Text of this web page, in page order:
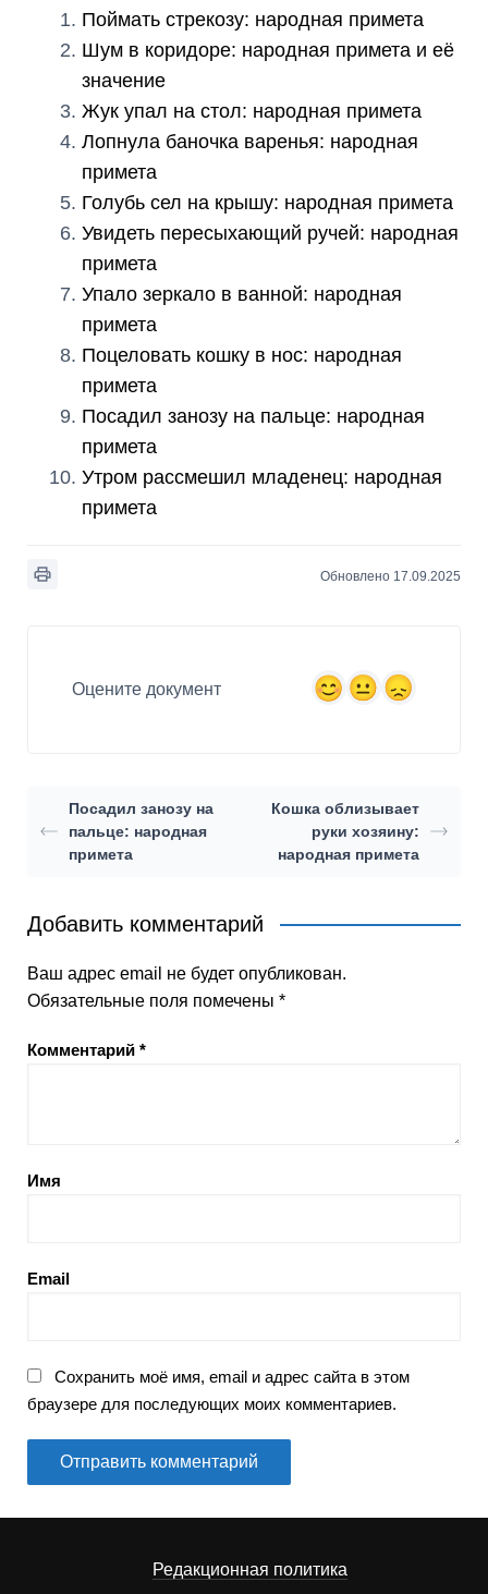
Поймать стрекозу: народная примета
Шум в коридоре: народная примета и её
значение
Жук упал на стол: народная примета
Лопнула баночка варенья: народная
примета
Голубь сел на крышу: народная примета
Увидеть пересыхающий ручей: народная
примета
Упало зеркало в ванной: народная
примета
Поцеловать кошку в нос: народная
примета
Посадил занозу на пальце: народная
примета
Утром рассмешил младенец: народная
примета
Обновлено 17.09.2025
Оцените документ
Посадил занозу на
пальце: народная
примета
Кошка облизывает
руки хозяину:
народная примета
Добавить комментарий
Ваш адрес email не будет опубликован.
Обязательные поля помечены *
Комментарий *
Имя
Email
Сохранить моё имя, email и адрес сайта в этом
браузере для последующих моих комментариев.
Редакционная политика